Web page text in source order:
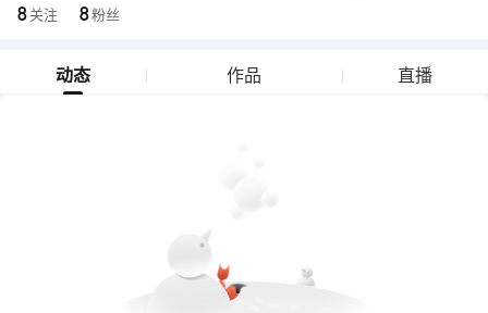
8 关注 8粉丝
动态 作品 直播